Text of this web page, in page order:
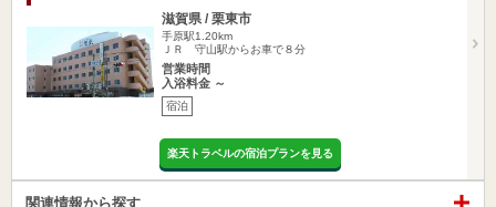
滋賀県 / 栗東市
手原駅1.20km
ＪＲ 守山駅からお車で８分
営業時間
入浴料金 ～
宿泊
楽天トラベルの宿泊プランを見る
関連情報から探す